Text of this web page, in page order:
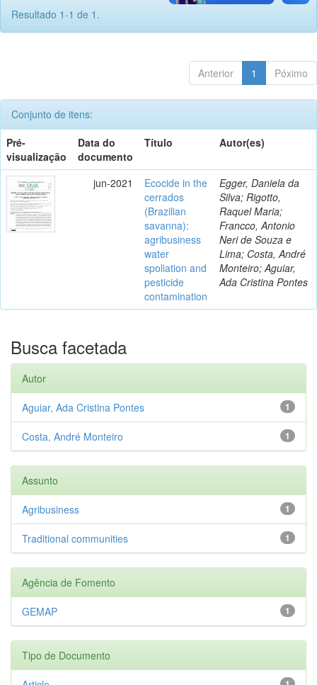
Resultado 1-1 de 1.
Anterior 1 Póximo
Conjunto de itens:
Pré-
visualização
Data do
documento
Título Autor(es)
jun-2021
Ecocide in the
cerrados
(Brazilian
savanna):
agribusiness
water
spoliation and
pesticide
contamination
Egger, Daniela da
Silva; Rigotto,
Raquel Maria;
Francco, Antonio
Neri de Souza e
Lima; Costa, André
Monteiro; Aguiar,
Ada Cristina Pontes
Busca facetada
Autor
1
Aguiar, Ada Cristina Pontes
1
Costa, André Monteiro
Assunto
1
Agribusiness
1
Traditional communities
Agência de Fomento
1
GEMAP
Tipo de Documento